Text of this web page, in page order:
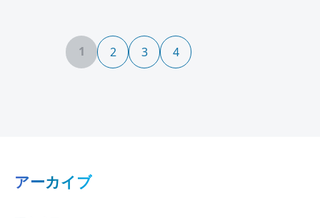
1 2 3 4
アーカイブ